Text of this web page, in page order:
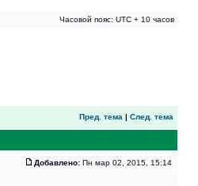
Часовой пояс: UTC + 10 часов
Пред. тема | След. тема
Добавлено: Пн мар 02, 2015, 15:14